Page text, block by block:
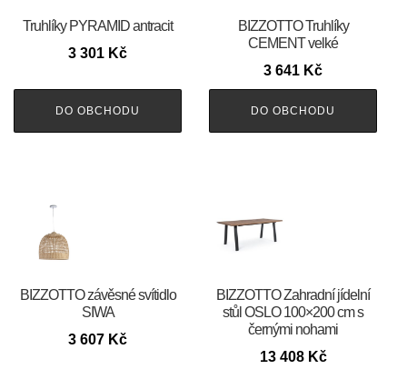
Truhlíky PYRAMID antracit
3 301 Kč
DO OBCHODU
BIZZOTTO Truhlíky
CEMENT velké
3 641 Kč
DO OBCHODU
BIZZOTTO závěsné svítidlo
SIWA
3 607 Kč
BIZZOTTO Zahradní jídelní
stůl OSLO 100×200 cm s
černými nohami
13 408 Kč